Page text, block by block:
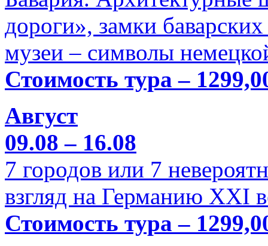
дороги», замки
музеи – символы
Стоимость тура –
Август
09.08 – 16.08
7 городов или 7
взгляд на Германию XXI
Стоимость тура –